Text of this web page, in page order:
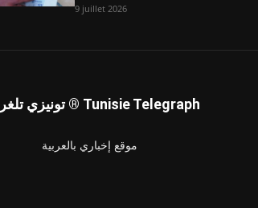
9 juillet 2026
تونيزي تلغراف ® Tunisie Telegraph
موقع إخباري بالعربية